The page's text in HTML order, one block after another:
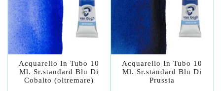
Acquarello In Tubo 10
Ml. Sr.standard Blu Di
Cobalto (oltremare)
Acquarello In Tubo 10
Ml. Sr.standard Blu Di
Prussia